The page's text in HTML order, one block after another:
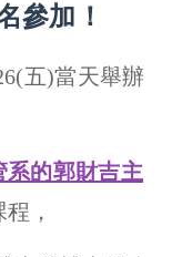
參加！
五)當天舉辦
系的郭財吉主
，